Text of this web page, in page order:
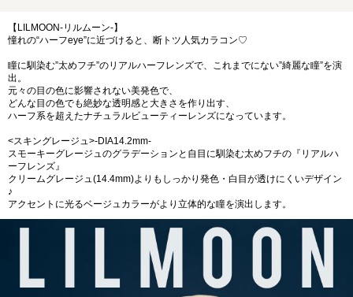
【LILMOON-リルムーン-】
憧れの“ハーフeye”に近づけると、断トツ人気カラコン♡
瞳に馴染む”太めフチ”のリアルハーフレンズで、これまでにない”綺麗な瞳”を演
出。
元々の目の色に影響されない美発色で、
どんな目の色でも絶妙な透明感と大きさを作り出す、
ハーフ系を超えたナチュラルビューティーレンズになっています。
<スキングレージュ>-DIA14.2mm-
スモーキーグレージュのグラデーションと自目に馴染む太めフチの『リアルハ
ーフレンズ』
クリームグレージュ(14.4mm)よりもしっかり発色・白目が透けにくいデザイン
♪
アクセントに光るベージュカラーがより立体的な瞳を演出します。